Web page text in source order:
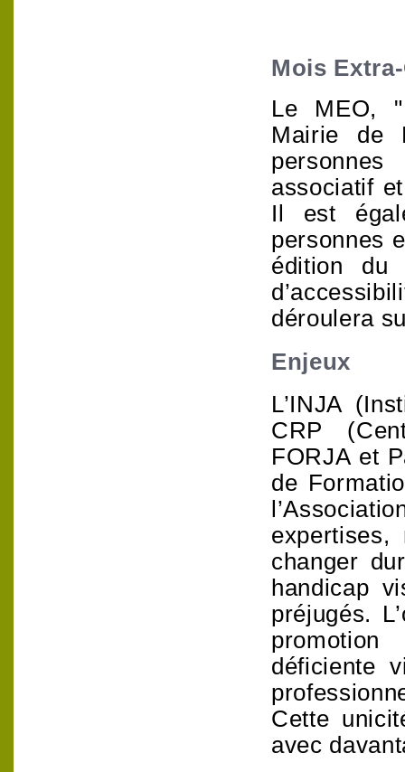
Mois
Le MEO,
Mairie de
associatif
Il est
personnes
édition du
déroulera
Enjeux
L’INJA
CRP
FORJA et
de
changer
handicap
préjugés.
déficiente
Cette
avec